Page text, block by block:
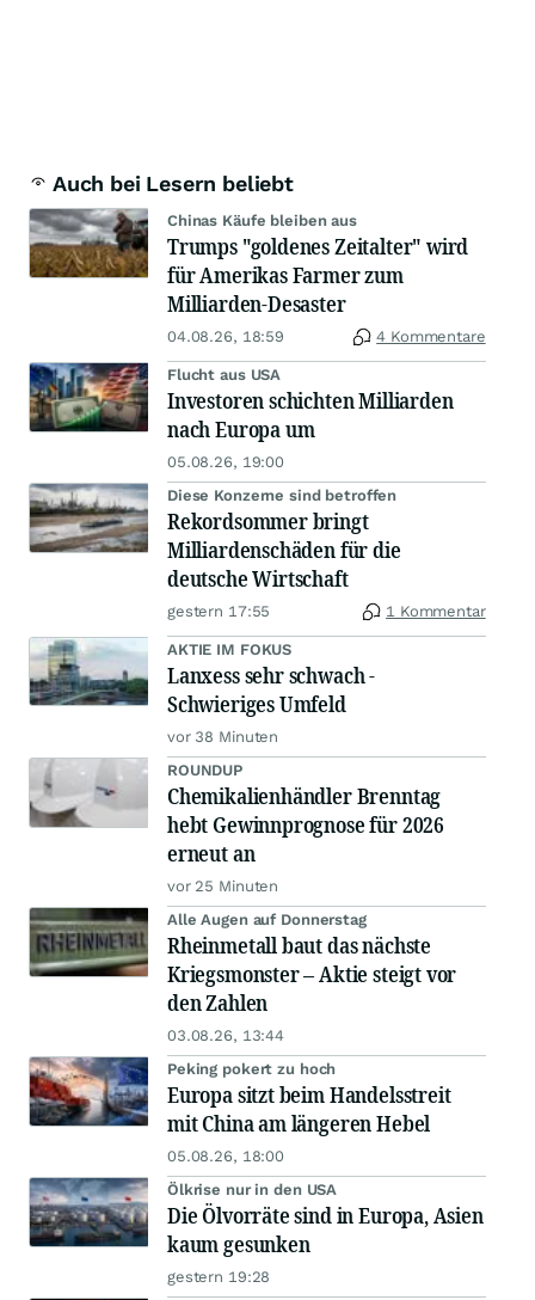
Auch bei Lesern beliebt
Chinas Käufe bleiben aus
Trumps "goldenes Zeitalter" wird
für Amerikas Farmer zum
Milliarden-Desaster
04.08.26, 18:59 4 Kommentare
Flucht aus USA
Investoren schichten Milliarden
nach Europa um
05.08.26, 19:00
Diese Konzerne sind betroffen
Rekordsommer bringt
Milliardenschäden für die
deutsche Wirtschaft
gestern 17:55 1 Kommentar
AKTIE IM FOKUS
Lanxess sehr schwach -
Schwieriges Umfeld
vor 38 Minuten
ROUNDUP
Chemikalienhändler Brenntag
hebt Gewinnprognose für 2026
erneut an
vor 25 Minuten
Alle Augen auf Donnerstag
Rheinmetall baut das nächste
Kriegsmonster – Aktie steigt vor
den Zahlen
03.08.26, 13:44
Peking pokert zu hoch
Europa sitzt beim Handelsstreit
mit China am längeren Hebel
05.08.26, 18:00
Ölkrise nur in den USA
Die Ölvorräte sind in Europa, Asien
kaum gesunken
gestern 19:28